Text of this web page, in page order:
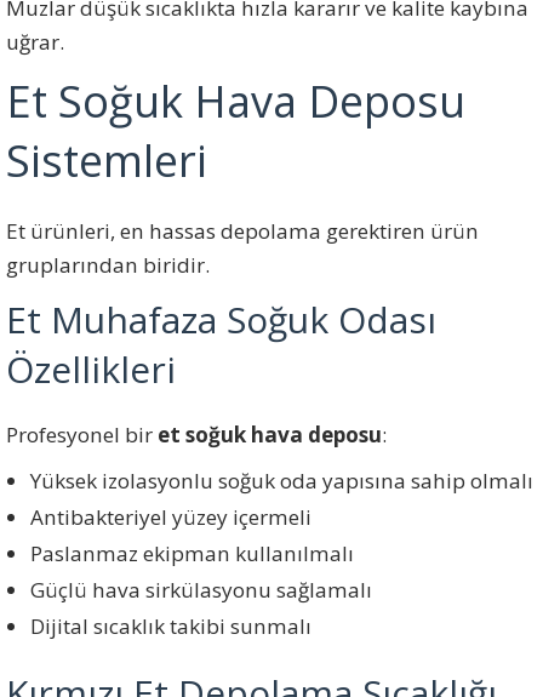
Muzlar düşük sıcaklıkta hızla kararır ve kalite kaybına
uğrar.
Et Soğuk Hava Deposu
Sistemleri
Et ürünleri, en hassas depolama gerektiren ürün
gruplarından biridir.
Et Muhafaza Soğuk Odası
Özellikleri
Profesyonel bir et soğuk hava deposu:
Yüksek izolasyonlu soğuk oda yapısına sahip olmalı
Antibakteriyel yüzey içermeli
Paslanmaz ekipman kullanılmalı
Güçlü hava sirkülasyonu sağlamalı
Dijital sıcaklık takibi sunmalı